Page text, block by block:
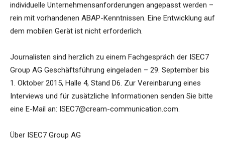
individuelle Unternehmensanforderungen angepasst werden –
rein mit vorhandenen ABAP-Kenntnissen. Eine Entwicklung auf
dem mobilen Gerät ist nicht erforderlich.
Journalisten sind herzlich zu einem Fachgespräch der ISEC7
Group AG Geschäftsführung eingeladen – 29. September bis
1. Oktober 2015, Halle 4, Stand D6. Zur Vereinbarung eines
Interviews und für zusätzliche Informationen senden Sie bitte
eine E-Mail an: ISEC7@cream-communication.com.
Über ISEC7 Group AG